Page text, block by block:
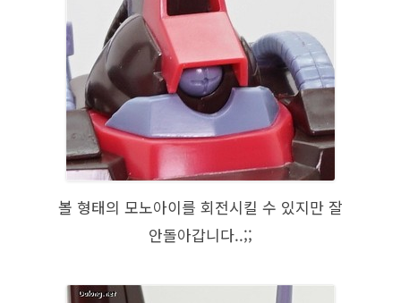
볼 형태의 모노아이를 회전시킬 수 있지만 잘
안돌아갑니다..;;